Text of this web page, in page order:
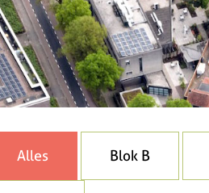
Alles Blok B